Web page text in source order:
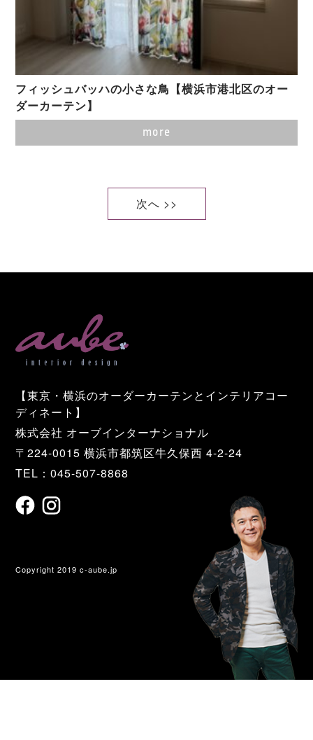
フィッシュバッハの小さな鳥【横浜市港北区のオー
ダーカーテン】
more
次へ >>
【東京・横浜のオーダーカーテンとインテリアコー
ディネート】
株式会社 オーブインターナショナル
〒224-0015 横浜市都筑区牛久保西 4-2-24
TEL：045-507-8868
Copyright 2019 c-aube.jp